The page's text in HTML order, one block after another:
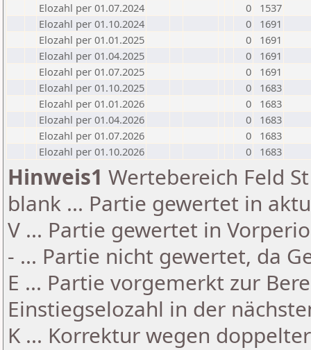
Elozahl per 01.07.2024
0
1537
Elozahl per 01.10.2024
0
1691
Elozahl per 01.01.2025
0
1691
Elozahl per 01.04.2025
0
1691
Elozahl per 01.07.2025
0
1691
Elozahl per 01.10.2025
0
1683
Elozahl per 01.01.2026
0
1683
Elozahl per 01.04.2026
0
1683
Elozahl per 01.07.2026
0
1683
Elozahl per 01.10.2026
0 1683
Hinweis1 Wertebereich Feld
blank ... Partie gewertet in
V ... Partie gewertet in
- ... Partie nicht gewertet, da
E ... Partie vorgemerkt zur
Einstiegselozahl in der
K ... Korrektur wegen